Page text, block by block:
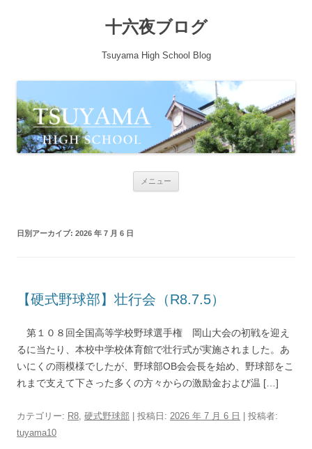
十六夜ブログ
Tsuyama High School Blog
メニュー
日別アーカイブ: 2026 年 7 月 6 日
【硬式野球部】壮行会（R8.7.5）
第１０８回全国高等学校野球選手権 岡山大会の初戦を迎え
るに当たり、本校中学校体育館で壮行式が実施されました。あ
いにくの雨模様でしたが、野球部OB会会長を始め、野球部をこ
れまで支えて下さった多くの方々からの激励金および温 […]
カテゴリー: R8, 硬式野球部 | 投稿日: 2026 年 7 月 6 日
投稿者:
tuyama10